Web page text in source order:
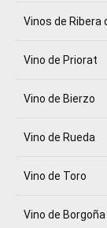
Vinos de Ribera
Vino de Priorat
Vino de Bierzo
Vino de Rueda
Vino de Toro
Vino de Borgoña